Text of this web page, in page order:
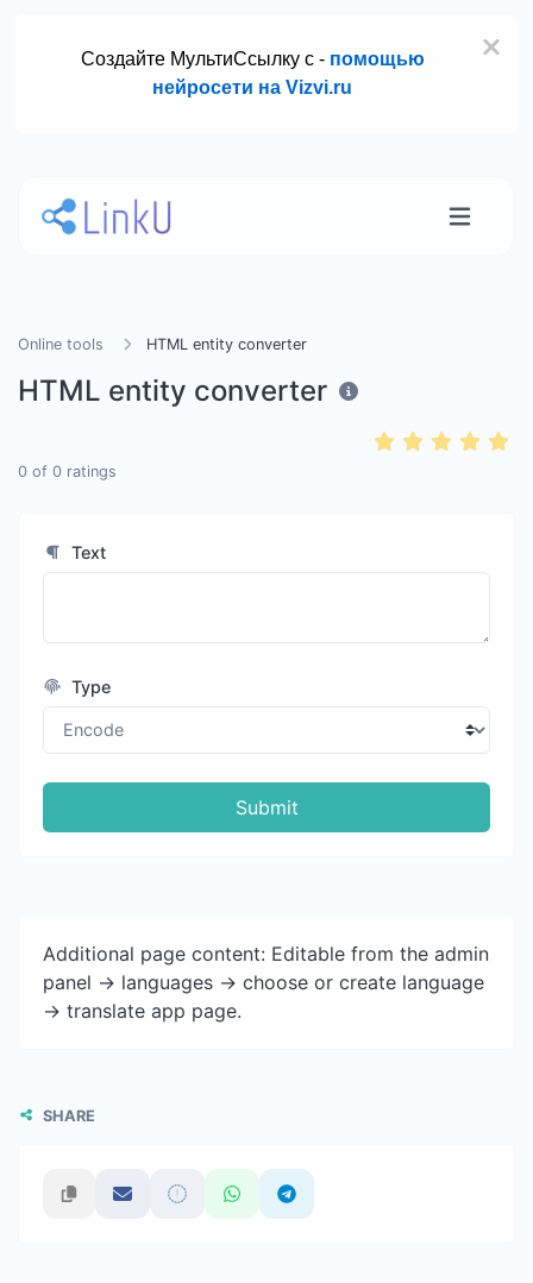
Создайте МультиСсылку с - помощью
нейросети на Vizvi.ru
Online tools HTML entity converter
HTML entity converter
0 of 0 ratings
Text
Type
Submit
Additional page content: Editable from the admin
panel -> languages -> choose or create language
-> translate app page.
SHARE